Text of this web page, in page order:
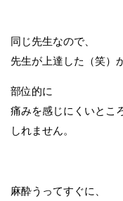
同じ先生なので、
先生が上達した（笑）
部位的に
痛みを感じにくいとこ
しれません。
麻酔うってすぐに、